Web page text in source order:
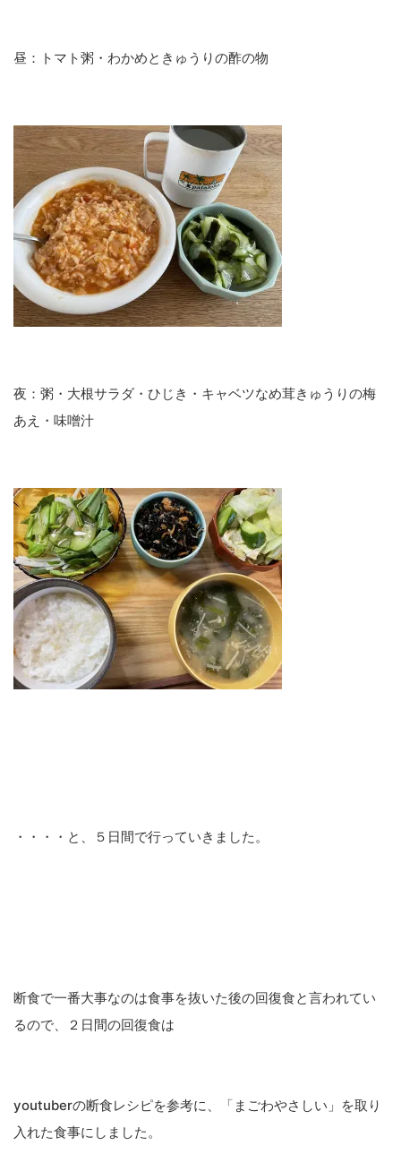
昼：トマト粥・わかめときゅうりの酢の物
夜：粥・大根サラダ・ひじき・キャベツなめ茸きゅうりの梅
あえ・味噌汁
・・・・と、５日間で行っていきました。
断食で一番大事なのは食事を抜いた後の回復食と言われてい
るので、２日間の回復食は
youtuberの断食レシピを参考に、「まごわやさしい」を取り
入れた食事にしました。